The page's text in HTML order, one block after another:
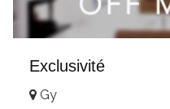
Exclusivité
Gy